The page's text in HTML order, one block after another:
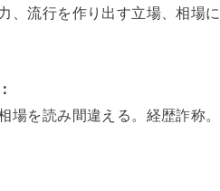
、流行を作り出す立場、相場に
場を読み間違える。経歴詐称。